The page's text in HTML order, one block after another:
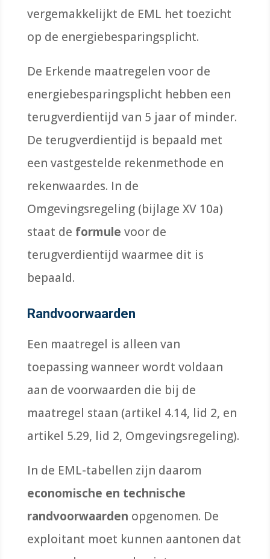
vergemakkelijkt de EML het toezicht
op de energiebesparingsplicht.
De Erkende maatregelen voor de
energiebesparingsplicht hebben een
terugverdientijd van 5 jaar of minder.
De terugverdientijd is bepaald met
een vastgestelde rekenmethode en
rekenwaardes. In de
Omgevingsregeling (bijlage XV 10a)
staat de formule voor de
terugverdientijd waarmee dit is
bepaald.
Randvoorwaarden
Een maatregel is alleen van
toepassing wanneer wordt voldaan
aan de voorwaarden die bij de
maatregel staan (artikel 4.14, lid 2, en
artikel 5.29, lid 2, Omgevingsregeling).
In de EML-tabellen zijn daarom
economische en technische
randvoorwaarden opgenomen. De
exploitant moet kunnen aantonen dat